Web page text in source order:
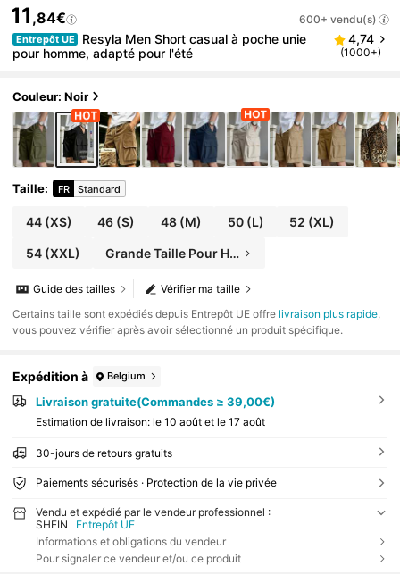
11 ,84€ 600+ vendu(s)
Entrepôt UE
Resyla Men Short casual à poche unie
pour homme, adapté pour l'été
4,74
(1000+)
Couleur: Noir
Taille: FR Standard
44(XS) 46 (S) 48(M) 50(L) 52 (XL)
54(XXL) Grande Taille Pour Hommes
Vérifier ma taille
Guide des tailles
​Certains taille sont expédiés depuis Entrepôt UE offre livraison plus rapide,
vous pouvez vérifier après avoir sélectionné un produit spécifique.
Expédition à Belgium
Livraison gratuite(Commandes ≥ 39,00€)
Estimation de livraison: le 10 août et le 17 août
30-jours de retours gratuits
Paiements sécurisés · Protection de la vie privée
Vendu et expédié par le vendeur professionnel :
SHEIN
Entrepôt UE
Informations et obligations du vendeur
Pour signaler ce vendeur et/ou ce produit